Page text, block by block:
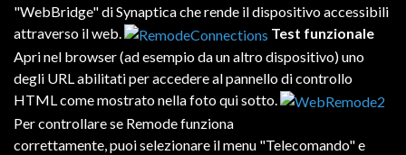
"WebBridge" diSynapticache rende ildispositivoaccessibili
attraverso ilweb.
Test funzionale
Aprinel browser(ad esempiodaun altrodispositivo)uno
degli URLabilitatiperaccederealpannellodicontrollo
HTMLcomemostratonellafotoqui sotto.
Percontrollarese Remodefunziona
correttamente,puoiselezionare ilmenu "Telecomando"e